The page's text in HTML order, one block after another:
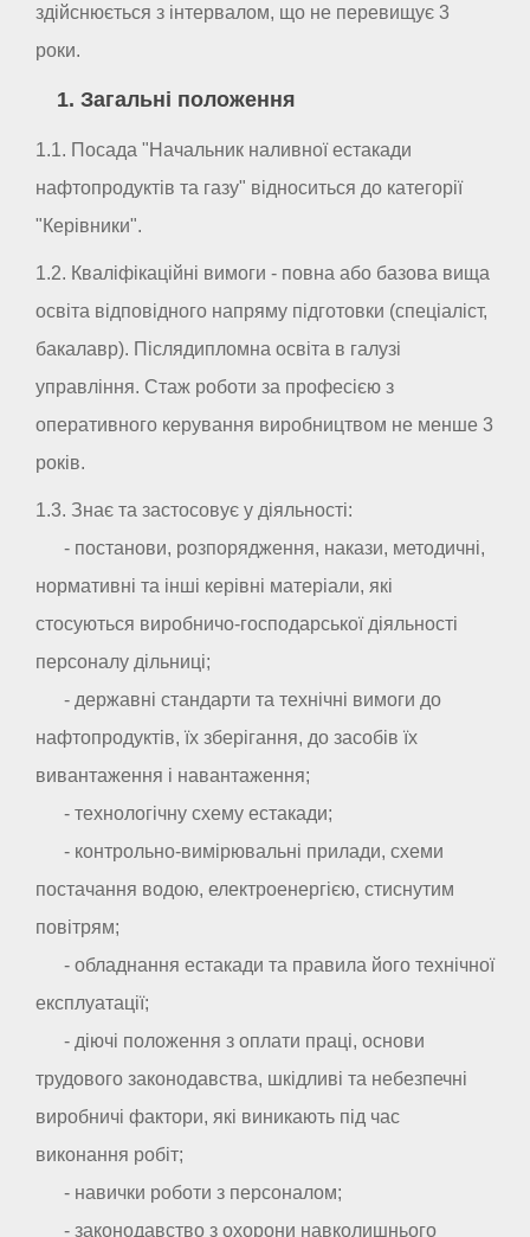
здійснюється з інтервалом, що не перевищує 3
роки.
1. Загальні положення
1.1. Посада "Начальник наливної естакади
нафтопродуктів та газу" відноситься до категорії
"Керівники".
1.2. Кваліфікаційні вимоги - повна або базова вища
освіта відповідного напряму підготовки (спеціаліст,
бакалавр). Післядипломна освіта в галузі
управління. Стаж роботи за професією з
оперативного керування виробництвом не менше 3
років.
1.3. Знає та застосовує у діяльності:
- постанови, розпорядження, накази, методичні,
нормативні та інші керівні матеріали, які
стосуються виробничо-господарської діяльності
персоналу дільниці;
- державні стандарти та технічні вимоги до
нафтопродуктів, їх зберігання, до засобів їх
вивантаження і навантаження;
- технологічну схему естакади;
- контрольно-вимірювальні прилади, схеми
постачання водою, електроенергією, стиснутим
повітрям;
- обладнання естакади та правила його технічної
експлуатації;
- діючі положення з оплати праці, основи
трудового законодавства, шкідливі та небезпечні
виробничі фактори, які виникають під час
виконання робіт;
- навички роботи з персоналом;
- законодавство з охорони навколишнього